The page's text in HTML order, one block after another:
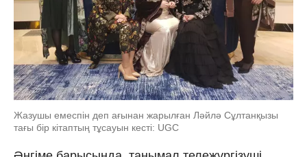
Жазушы емеспін деп ағынан жарылған Ләйлә Сұлтанқызы
тағы бір кітаптың тұсауын кесті: UGC